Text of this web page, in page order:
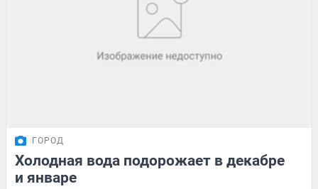
ГОРОД
Холодная вода подорожает в декабре
и январе